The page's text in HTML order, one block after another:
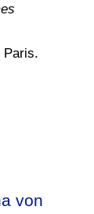
Paris.
von